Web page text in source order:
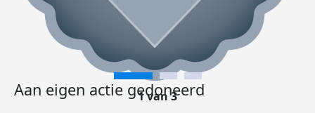
Aan eigen actie gedoneerd
1 van 3